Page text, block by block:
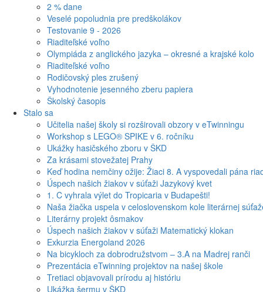
2 % dane
Veselé popoludnia pre predškolákov
Testovanie 9 - 2026
Riaditeľské voľno
Olympiáda z anglického jazyka – okresné a krajské kolo
Riaditeľské voľno
Rodičovský ples zrušený
Vyhodnotenie jesenného zberu papiera
Školský časopis
Stalo sa
Učitelia našej školy si rozširovali obzory v eTwinningu
Workshop s LEGO® SPIKE v 6. ročníku
Ukážky hasičského zboru v ŠKD
Za krásami stovežatej Prahy
Keď hodina nemčiny ožije: Žiaci 8. A vyspovedali pána
Úspech našich žiakov v súťaži Jazykový kvet
1. C vyhrala výlet do Tropicaria v Budapešti!
Naša žiačka uspela v celoslovenskom kole literárnej
Literárny projekt ôsmakov
Úspech našich žiakov v súťaži Matematický klokan
Exkurzia Energoland 2026
Na bicykloch za dobrodružstvom – 3.A na Madrej ranči
Prezentácia eTwinning projektov na našej škole
Tretiaci objavovali prírodu aj históriu
Ukážka šermu v ŠKD